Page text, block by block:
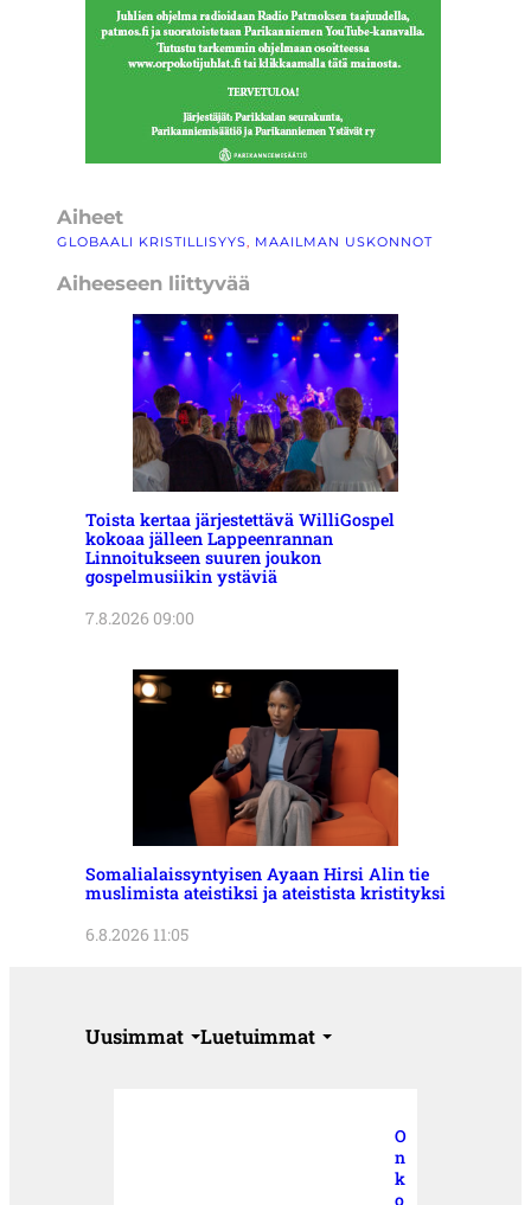
Aiheet
GLOBAALI KRISTILLISYYS, MAAILMAN USKONNOT
Aiheeseen liittyvää
Toista kertaa järjestettävä WilliGospel
kokoaa jälleen Lappeenrannan
Linnoitukseen suuren joukon
gospelmusiikin ystäviä
7.8.2026 09:00
Somalialaissyntyisen Ayaan Hirsi Alin tie
muslimista ateistiksi ja ateistista kristityksi
6.8.2026 11:05
Uusimmat Luetuimmat
O
n
k
o